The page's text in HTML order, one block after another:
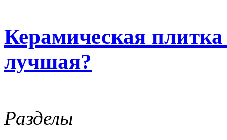
Керамическая
лучшая?
Разделы